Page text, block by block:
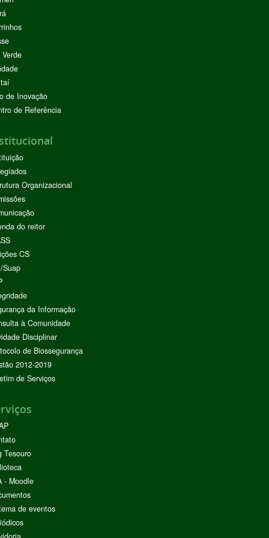
de Inovação
de Referência
Organizacional
do reitor
CS
Suap
da Informação
à Comunidade
Disciplinar
de Biossegurança
2012-2019
de Serviços
Tesouro
- Moodle
de eventos